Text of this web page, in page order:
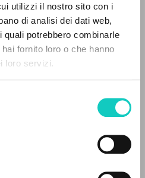
utilizzi il nostro sito con i
di analisi dei dati web,
potrebbero combinarle
fornito loro o che hanno
loro servizi.
a disposición de los
Luigi Giussani: casi 5000
textos íntegros en 5
temáticas.